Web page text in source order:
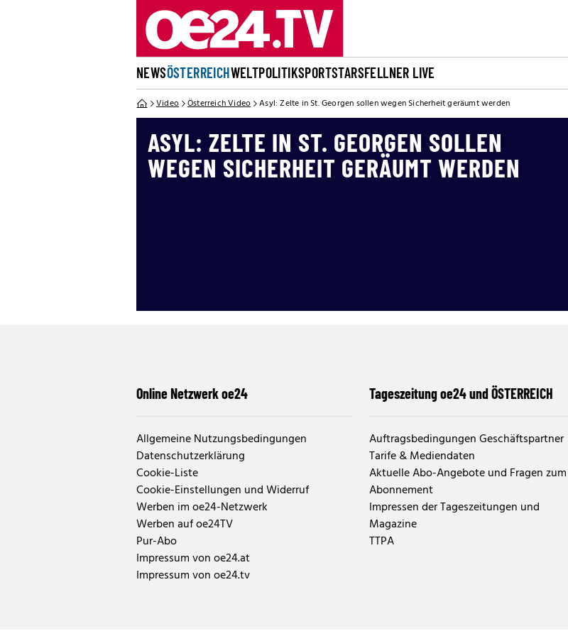
NEWSÖSTERREICHWELTPOLITIKSPORTSTARSFELLNER LIVE
Video Österreich Video Asyl: Zelte in St. Georgen sollen wegen Sicherheit geräumt werden
ASYL: ZELTE IN ST. GEORGEN SOLLEN
WEGEN SICHERHEIT GERÄUMT WERDEN
Online Netzwerk oe24
Allgemeine Nutzungsbedingungen
Datenschutzerklärung
Cookie-Liste
Cookie-Einstellungen und Widerruf
Werben im oe24-Netzwerk
Werben auf oe24TV
Pur-Abo
Impressum von oe24.at
Impressum von oe24.tv
Tageszeitung oe24 und ÖSTERREICH
Auftragsbedingungen Geschäftspartner
Tarife & Mediendaten
Aktuelle Abo-Angebote und Fragen zum
Abonnement
Impressen der Tageszeitungen und
Magazine
TTPA